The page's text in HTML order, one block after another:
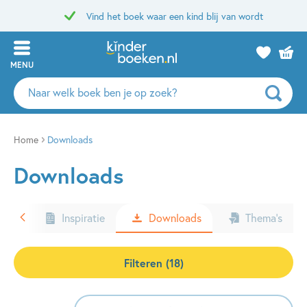
Vind het boek waar een kind blij van wordt
MENU
Zoeken
naar
auteurs
uitgevers
Home Downloads
Downloads
Inspiratie Downloads Thema’s
Filteren (18)